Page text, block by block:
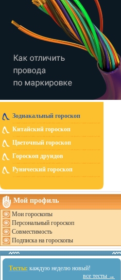
Зодиакальный гороскоп
Китайский гороскоп
Цветочный гороскоп
Гороскоп друидов
Рунический гороскоп
Мой профиль
Мои гороскопы
Персональный гороскоп
Совместимость
Подписка на гороскопы
Тесты: каждую неделю новый!
все тесты →